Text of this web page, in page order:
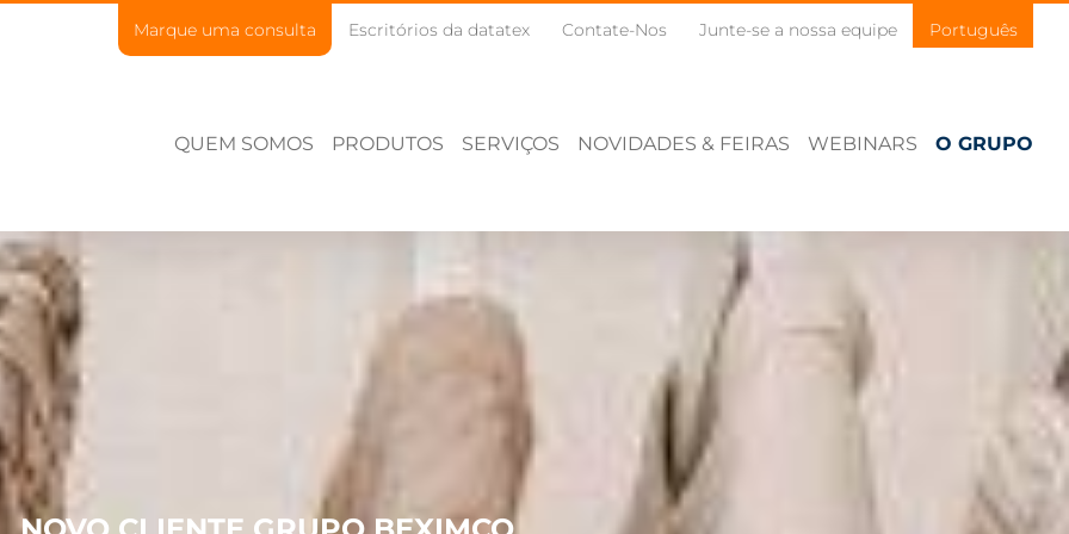
Marque uma consulta Escritórios da datatex Contate-Nos Junte-se a nossa equipe Português
QUEM SOMOS PRODUTOS SERVIÇOS NOVIDADES & FEIRAS WEBINARS O GRUPO